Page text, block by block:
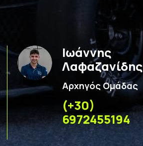
Ιωάννης
Λαφαζανίδης
Αρχηγός Ομάδας
(+30)
6972455194